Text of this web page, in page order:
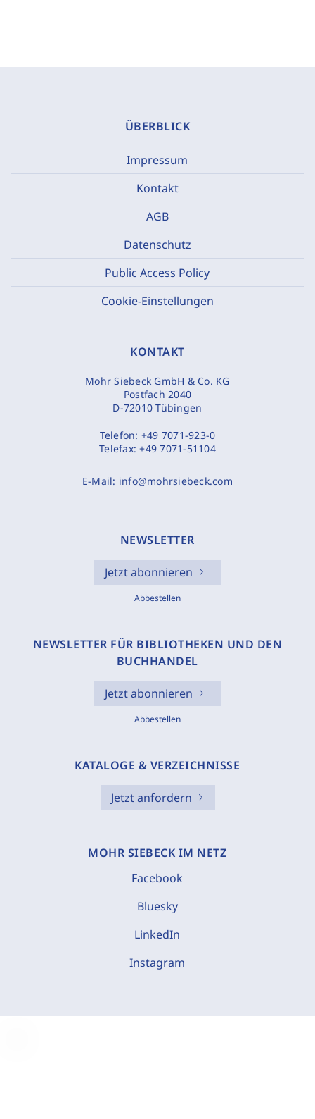
ÜBERBLICK
Impressum
Kontakt
AGB
Datenschutz
Public Access Policy
Cookie-Einstellungen
KONTAKT
Mohr Siebeck GmbH & Co. KG
Postfach 2040
D-72010 Tübingen
Telefon: +49 7071-923-0
Telefax:+49 7071-51104
E-Mail: info@mohrsiebeck.com
NEWSLETTER
Jetzt abonnieren
Abbestellen
NEWSLETTER FÜR BIBLIOTHEKEN UND DEN
BUCHHANDEL
Jetzt abonnieren
Abbestellen
KATALOGE & VERZEICHNISSE
Jetzt anfordern
MOHR SIEBECK IM NETZ
Facebook
Bluesky
LinkedIn
Instagram